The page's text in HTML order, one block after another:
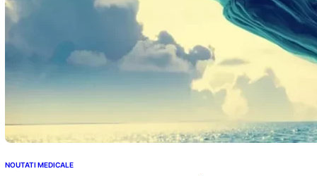
NOUTATI MEDICALE